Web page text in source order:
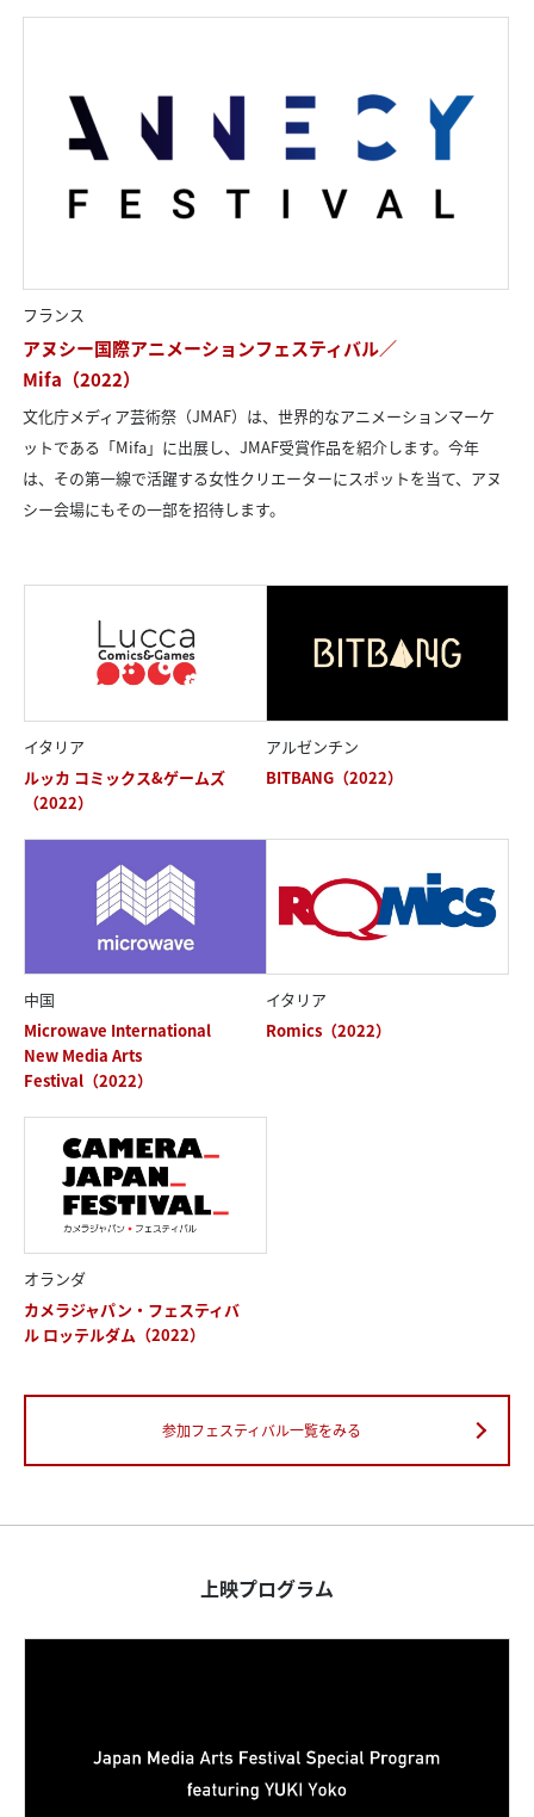
フランス
アヌシー国際アニメーションフェスティバル／
Mifa（2022）
文化庁メディア芸術祭（JMAF）は、世界的なアニメーションマーケ
ットである「Mifa」に出展し、JMAF受賞作品を紹介します。今年
は、その第一線で活躍する女性クリエーターにスポットを当て、アヌ
シー会場にもその一部を招待します。
イタリア
ルッカ コミックス&ゲームズ
（2022）
アルゼンチン
BITBANG（2022）
中国
Microwave International
New Media Arts
Festival（2022）
イタリア
Romics（2022）
オランダ
カメラジャパン・フェスティバ
ル ロッテルダム（2022）
参加フェスティバル一覧をみる
上映プログラム